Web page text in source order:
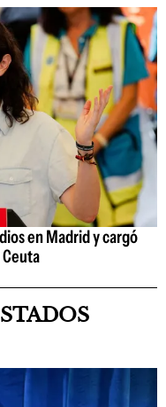
en Madrid y cargó